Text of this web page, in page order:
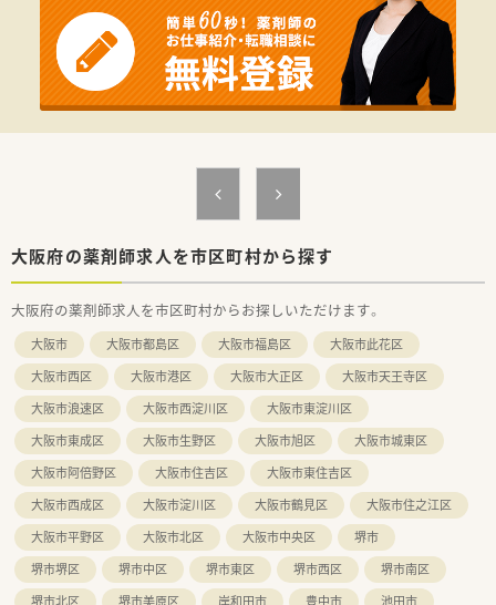
＜こんな医療法人です＞
■1985年（昭和60年）に、本院の第2病院として開院し、30年以上
京阪奈学研都市近郊の交野市にて地域医療を支えています。
■医療の質の向上に努め、疾患の早期発見はもちろんのこと、生
活習慣病や介護の予防、各種ワクチンの積極導入など専門職がチ
ームを組んで包括的にあたっています。
■年間休日も110日あり、当直者には保育料半額補助制度が適用
■職員旅行なども開催されるなど、院内のスムーズはコミュニケ
ーションが取れるように配慮されています。
■週3日～無理なく働きたいとお考えの方
■病院勤務で転勤はありません
■病院が未経験の方もご応募可能です
大阪府の薬剤師求人を市区町村から探す
大阪府の薬剤師求人を市区町村からお探しいただけます。
大阪市 大阪市都島区 大阪市福島区
大阪市此花区
大阪市西区
大阪市港区 大阪市大正区
大阪市天王寺区
大阪市浪速区
大阪市西淀川区
大阪市東淀川区
大阪市東成区
大阪市生野区 大阪市旭区
大阪市城東区
大阪市阿倍野区
大阪市住吉区
大阪市東住吉区
大阪市西成区
大阪市淀川区 大阪市鶴見区
大阪市住之江区
大阪市平野区
大阪市北区 大阪市中央区
堺市
堺市堺区
堺市中区 堺市東区 堺市西区
堺市南区
堺市北区
堺市美原区 岸和田市 豊中市 池田市